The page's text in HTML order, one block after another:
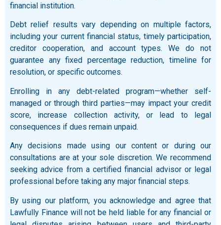
financial institution.
Debt relief results vary depending on multiple factors,
including your current financial status, timely participation,
creditor cooperation, and account types. We do not
guarantee any fixed percentage reduction, timeline for
resolution, or specific outcomes.
Enrolling in any debt-related program—whether self-
managed or through third parties—may impact your credit
score, increase collection activity, or lead to legal
consequences if dues remain unpaid.
Any decisions made using our content or during our
consultations are at your sole discretion. We recommend
seeking advice from a certified financial advisor or legal
professional before taking any major financial steps.
By using our platform, you acknowledge and agree that
Lawfully Finance will not be held liable for any financial or